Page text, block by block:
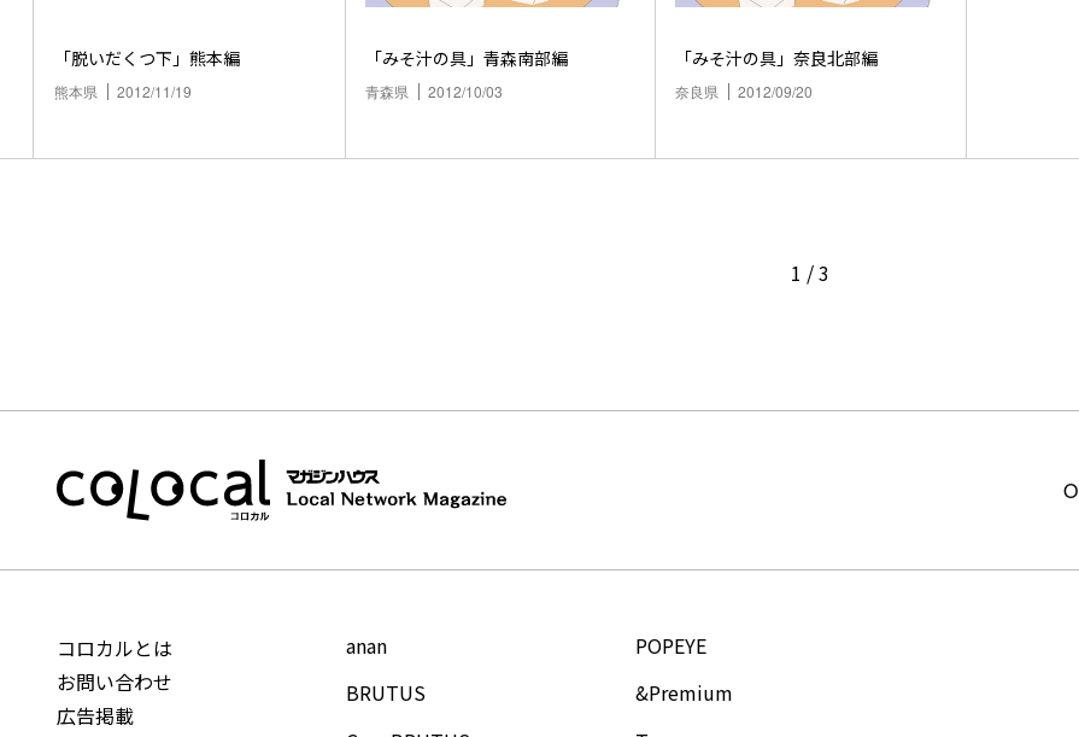
「脱いだくつ下」熊本編
熊本県 2012/11/19
「みそ汁の具」青森南部編
青森県 2012/10/03
「みそ汁の具」奈良北部編
奈良県 2012/09/20
1 /3
コロカルとは
お問い合わせ
広告掲載
anan
BRUTUS
POPEYE
&Premium